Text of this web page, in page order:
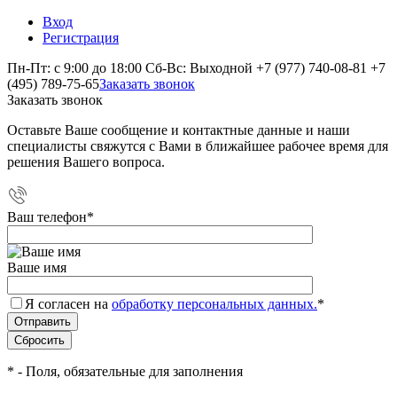
Вход
Регистрация
Пн-Пт: с 9:00 до 18:00 Сб-Вс: Выходной +7 (977) 740-08-81 +7
(495) 789-75-65Заказать звонок
Заказать звонок
Оставьте Ваше сообщение и контактные данные и наши
специалисты свяжутся с Вами в ближайшее рабочее время для
решения Вашего вопроса.
Ваш телефон*
Ваше имя
Я согласен на обработку персональных данных.*
* - Поля, обязательные для заполнения